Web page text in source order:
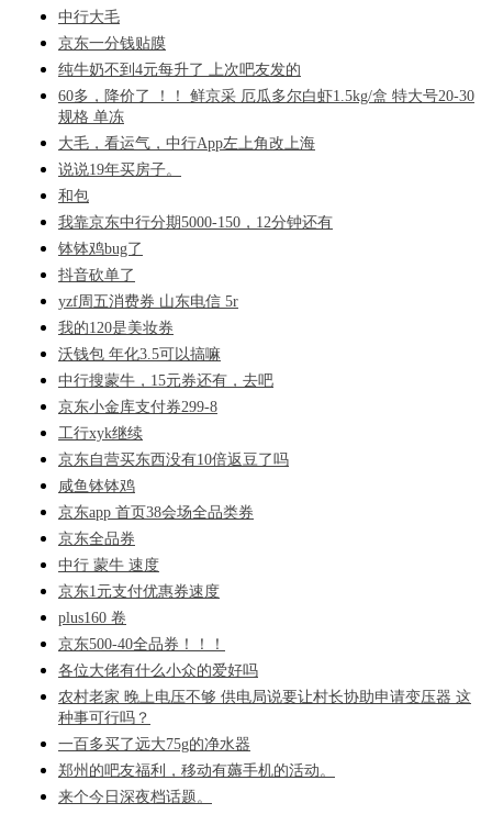
中行大毛
京东一分钱贴膜
纯牛奶不到4元每升了 上次吧友发的
60多，降价了 ！！ 鲜京采 厄瓜多尔白虾1.5kg/盒 特大号20-30
规格 单冻
大毛，看运气，中行App左上角改上海
说说19年买房子。
和包
我靠京东中行分期5000-150，12分钟还有
钵钵鸡bug了
抖音砍单了
yzf周五消费券 山东电信 5r
我的120是美妆券
沃钱包 年化3.5可以搞嘛
中行搜蒙牛，15元券还有，去吧
京东小金库支付券299-8
工行xyk继续
京东自营买东西没有10倍返豆了吗
咸鱼钵钵鸡
京东app 首页38会场全品类券
京东全品券
中行 蒙牛 速度
京东1元支付优惠券速度
plus160 卷
京东500-40全品券！！！
各位大佬有什么小众的爱好吗
农村老家 晚上电压不够 供电局说要让村长协助申请变压器 这
种事可行吗？
一百多买了远大75g的净水器
郑州的吧友福利，移动有薅手机的活动。
来个今日深夜档话题。